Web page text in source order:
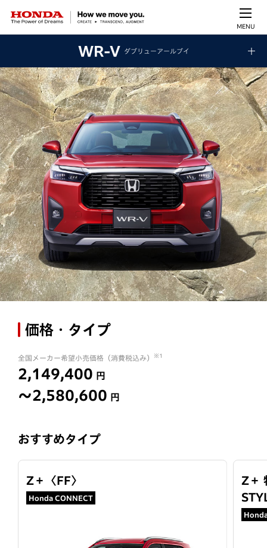
MENU
WR-V ダブリューアールブイ
価格・タイプ
全国メーカー希望小売価格（消費税込み） ※1
2,149,400 円
〜2,580,600 円
おすすめタイプ
Z＋ 〈FF〉
Honda CONNECT
Z＋